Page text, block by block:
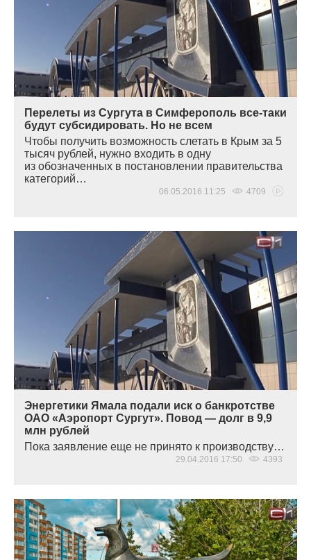
Перелеты из Сургута в Симферополь все-таки
будут субсидировать. Но не всем
Чтобы получить возможность слетать в Крым за 5
тысяч рублей, нужно входить в одну
из обозначенных в постановлении правительства
категорий…
06.05.2016 11:25 4709
Энергетики Ямала подали иск о банкротстве
ОАО «Аэропорт Сургут». Повод — долг в 9,9
млн рублей
Пока заявление еще не принято к производству…
29.04.2016 17:50 4393